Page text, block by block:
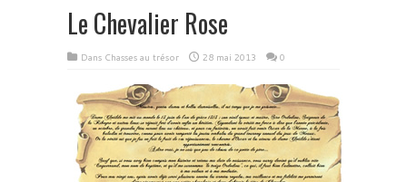
Le Chevalier Rose
Dans Chasses au trésor 28 mai 2013 0